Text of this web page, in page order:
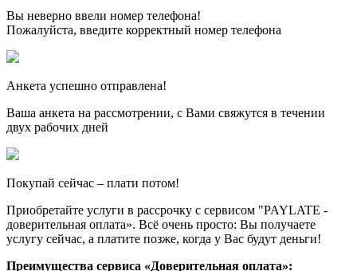
Вы неверно ввели номер телефона!
Пожалуйста, введите корректный номер телефона
Анкета успешно отправлена!
Ваша анкета на рассмотрении, с Вами свяжутся в течении
двух рабочих дней
Покупай сейчас – плати потом!
Приобретайте услуги в рассрочку с сервисом "PAYLATE -
доверительная оплата». Всё очень просто: Вы получаете
услугу сейчас, а платите позже, когда у Вас будут деньги!
Преимущества сервиса «Доверительная оплата»: